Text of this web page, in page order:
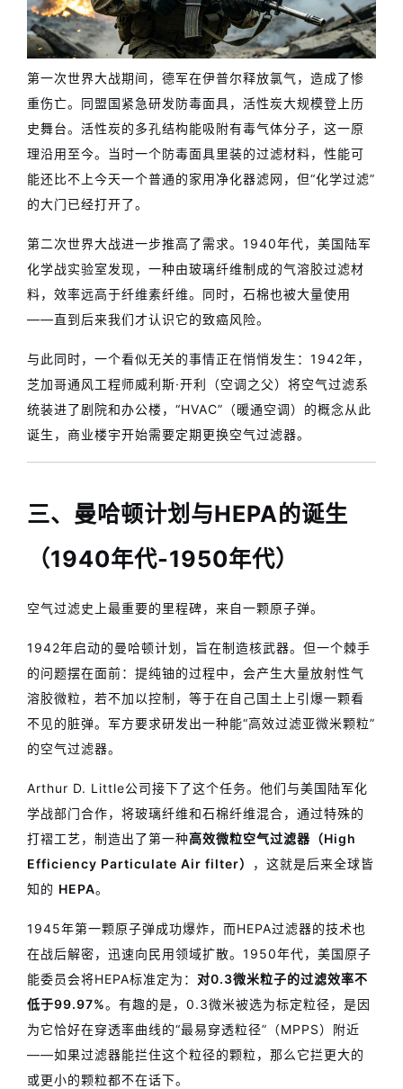
第一次世界大战期间，德军在伊普尔释放氯气，造成了惨
重伤亡。同盟国紧急研发防毒面具，活性炭大规模登上历
史舞台。活性炭的多孔结构能吸附有毒气体分子，这一原
理沿用至今。当时一个防毒面具里装的过滤材料，性能可
能还比不上今天一个普通的家用净化器滤网，但“化学过滤”
的大门已经打开了。
第二次世界大战进一步推高了需求。1940年代，美国陆军
化学战实验室发现，一种由玻璃纤维制成的气溶胶过滤材
料，效率远高于纤维素纤维。同时，石棉也被大量使用
——直到后来我们才认识它的致癌风险。
与此同时，一个看似无关的事情正在悄悄发生：1942年，
芝加哥通风工程师威利斯·开利（空调之父）将空气过滤系
统装进了剧院和办公楼，“HVAC”（暖通空调）的概念从此
诞生，商业楼宇开始需要定期更换空气过滤器。
三、曼哈顿计划与HEPA的诞生
（1940年代-1950年代）
空气过滤史上最重要的里程碑，来自一颗原子弹。
1942年启动的曼哈顿计划，旨在制造核武器。但一个棘手
的问题摆在面前：提纯铀的过程中，会产生大量放射性气
溶胶微粒，若不加以控制，等于在自己国土上引爆一颗看
不见的脏弹。军方要求研发出一种能“高效过滤亚微米颗粒”
的空气过滤器。
Arthur D. Little公司接下了这个任务。他们与美国陆军化
学战部门合作，将玻璃纤维和石棉纤维混合，通过特殊的
打褶工艺，制造出了第一种高效微粒空气过滤器（High
Efficiency Particulate Air filter）
，这就是后来全球皆
知的 HEPA。
1945年第一颗原子弹成功爆炸，而HEPA过滤器的技术也
在战后解密，迅速向民用领域扩散。1950年代，美国原子
能委员会将HEPA标准定为： 对0.3微米粒子的过滤效率不
低于99.97%。有趣的是，0.3微米被选为标定粒径，是因
为它恰好在穿透率曲线的“最易穿透粒径”（MPPS）附近
——如果过滤器能拦住这个粒径的颗粒，那么它拦更大的
或更小的颗粒都不在话下。